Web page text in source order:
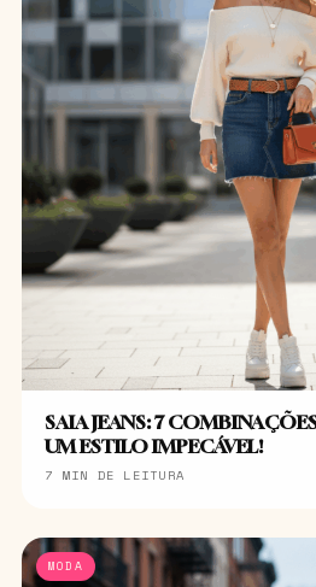
SAIA JEANS: 7
UM ESTILO IMPECÁVEL!
7 MIN DE LEITURA
MODA